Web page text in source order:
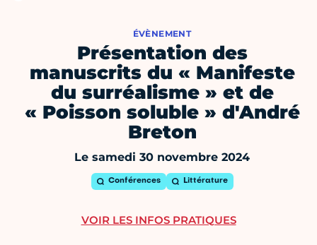
ÉVÈNEMENT
Présentation des
manuscrits du « Manifeste
du surréalisme » et de
« Poisson soluble » d'André
Breton
Le samedi 30 novembre 2024
Conférences Littérature
VOIR LES INFOS PRATIQUES